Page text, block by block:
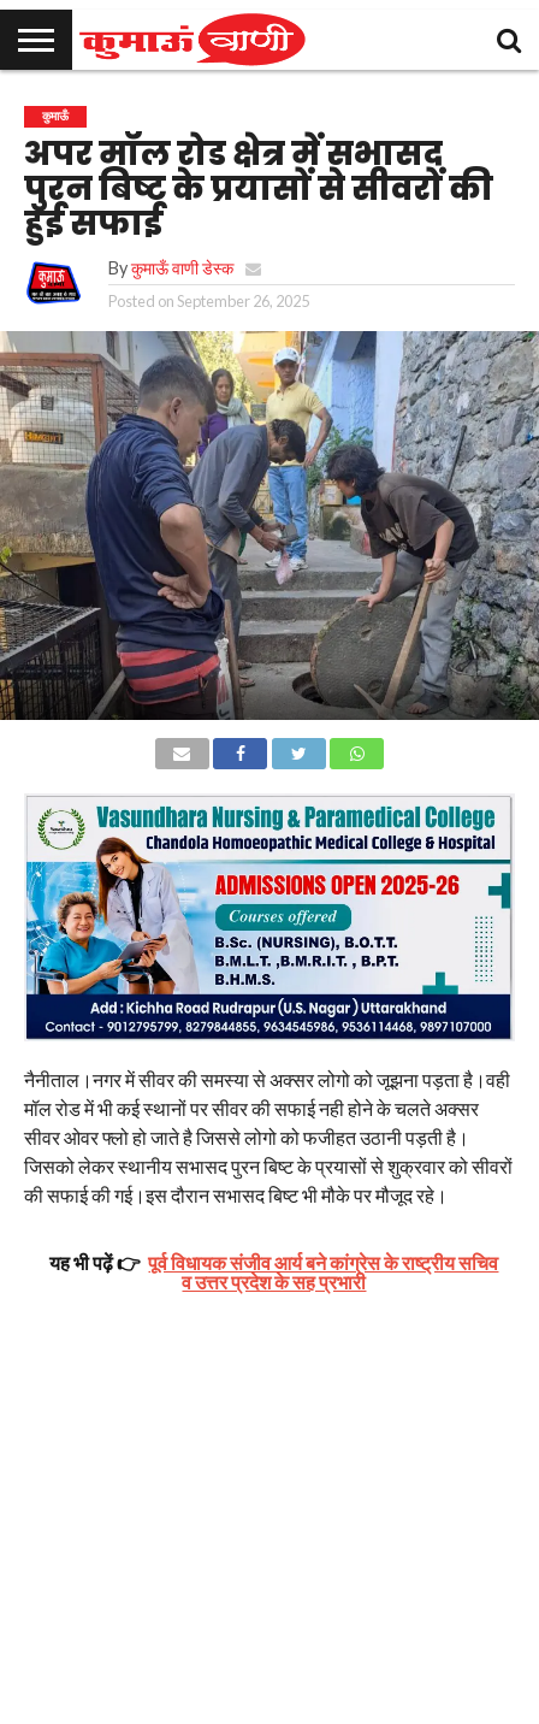
उत्तराखण्ड
राजनीति
मनोरंजन
क्राइम
खेल
समाचार
शिक्षा
स्वास्थ्य
धर्म-
संस्कृति
चुनाव
विज्ञापन
संपर्क
करें
कुमाऊँ
अपर मॉल रोड क्षेत्र में सभासद
पुरन बिष्ट के प्रयासों से सीवरों की
हुई सफाई
By कुमाऊँ वाणी डेस्क
Posted onSeptember 26, 2025
नैनीताल।नगर में सीवर की समस्या से अक्सर लोगो को जूझना पड़ता है।वही
मॉल रोड में भी कई स्थानों पर सीवर की सफाई नही होने के चलते अक्सर
सीवर ओवर फ्लो हो जाते है जिससे लोगो को फजीहत उठानी पड़ती है।
जिसको लेकर स्थानीय सभासद पुरन बिष्ट के प्रयासों से शुक्रवार को सीवरों
की सफाई की गई।इस दौरान सभासद बिष्ट भी मौके पर मौजूद रहे।
यह भी पढ़ें 👉 पूर्व विधायक संजीव आर्य बने कांग्रेस के राष्ट्रीय सचिव
व उत्तर प्रदेश के सह प्रभारी